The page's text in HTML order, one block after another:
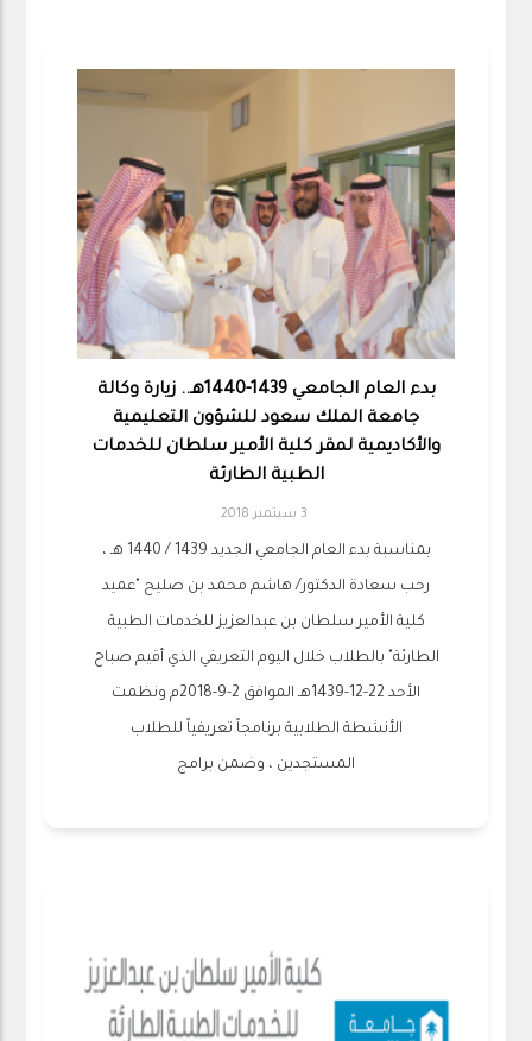
بدء العام الجامعي 1439-1440هـ.. زيارة وكالة
جامعة الملك سعود للشؤون التعليمية
والأكاديمية لمقر كلية الأمير سلطان للخدمات
الطبية الطارئة
3 سبتمبر 2018
بمناسبة بدء العام الجامعي الجديد 1439 / 1440 هـ ،
رحب سعادة الدكتور/ هاشم محمد بن صليح "عميد
كلية الأمير سلطان بن عبدالعزيز للخدمات الطبية
الطارئة" بالطلاب خلال اليوم التعريفي الذي أقيم صباح
الأحد 22-12-1439هـ الموافق 2-9-2018م ونظمت
الأنشطة الطلابية برنامجاً تعريفياً للطلاب
المستجدين ، وضمن برامج